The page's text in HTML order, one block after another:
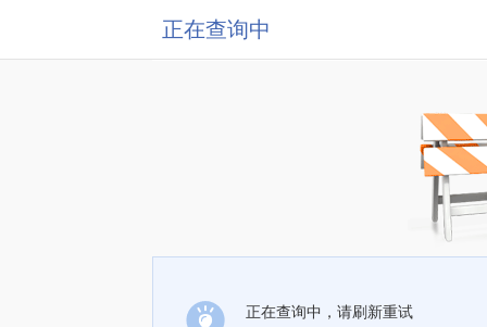
正在查询中
正在查询中，请刷新重试